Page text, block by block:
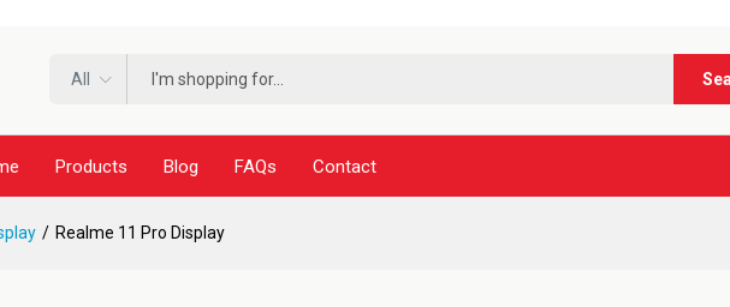
All
Products Blog FAQs Contact
Realme 11 Pro Display